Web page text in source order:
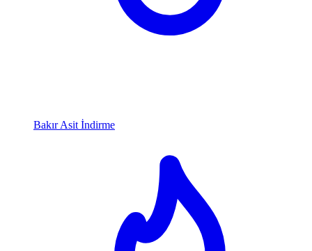
Bakır Asit İndirme